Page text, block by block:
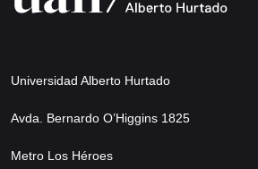
Universidad Alberto Hurtado
Avda. Bernardo O’Higgins 1825
Metro Los Héroes